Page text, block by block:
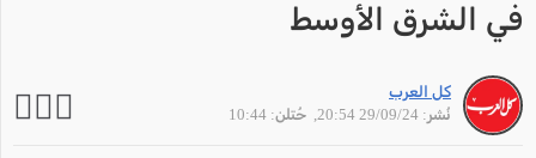
في الشرق الأوسط
كل العرب
نُشر: 29/09/24 20:54
, حُتلن: 10:44